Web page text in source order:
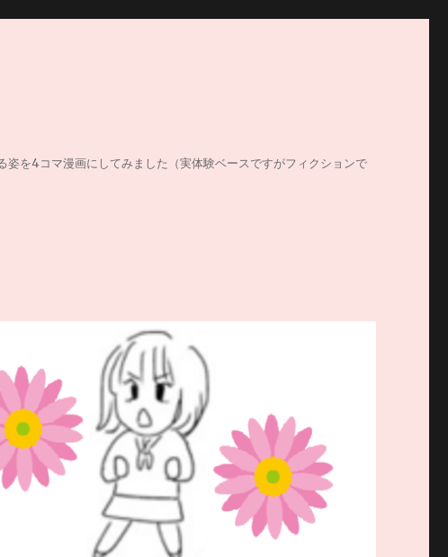
を4コマ漫画にしてみました（実体験ベースですがフィクションで